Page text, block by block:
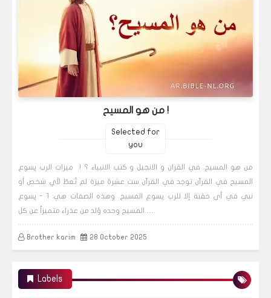
من هو المسيح !
Selected for
you
من هو المسيح. في القران و الانجيل و كتب الانبياء ؟ ! ميزات الرب يسوع
المسيح في القرآن توجد في القرآن ست عشرة ميزة لم تُعطَ لأي شخص أو
نبي في أي حقبة إلا للرب يسوع المسيح. وهذه الصفات هي: 1 - يسوع
المسيح وحده وُلد من عذراء متميزاً عن كل …
Brother karim 28 October 2025
Labels